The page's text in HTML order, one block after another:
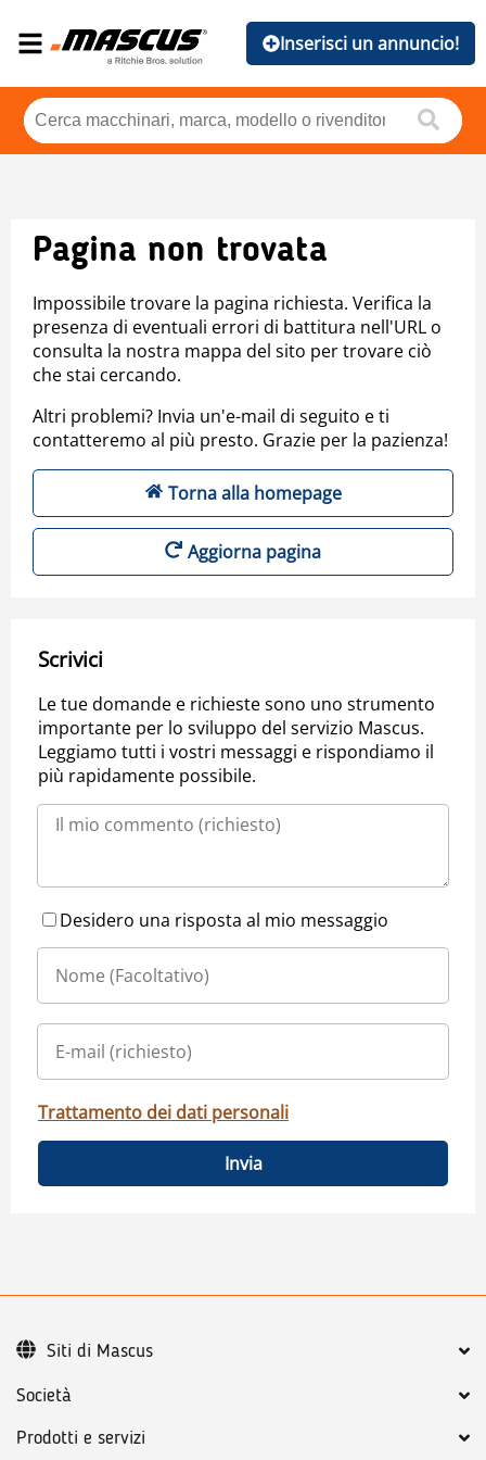
Inserisci un annuncio!
Pagina non trovata
Impossibile trovare la pagina richiesta. Verifica la
presenza di eventuali errori di battitura nell'URL o
consulta la nostra mappa del sito per trovare ciò
che stai cercando.
Altri problemi? Invia un'e-mail di seguito e ti
contatteremo al più presto. Grazie per la pazienza!
Torna alla homepage
Aggiorna pagina
Scrivici
Le tue domande e richieste sono uno strumento
importante per lo sviluppo del servizio Mascus.
Leggiamo tutti i vostri messaggi e rispondiamo il
più rapidamente possibile.
Desidero una risposta al mio messaggio
Trattamento dei dati personali
Invia
Società
Prodotti e servizi
Siti di Mascus